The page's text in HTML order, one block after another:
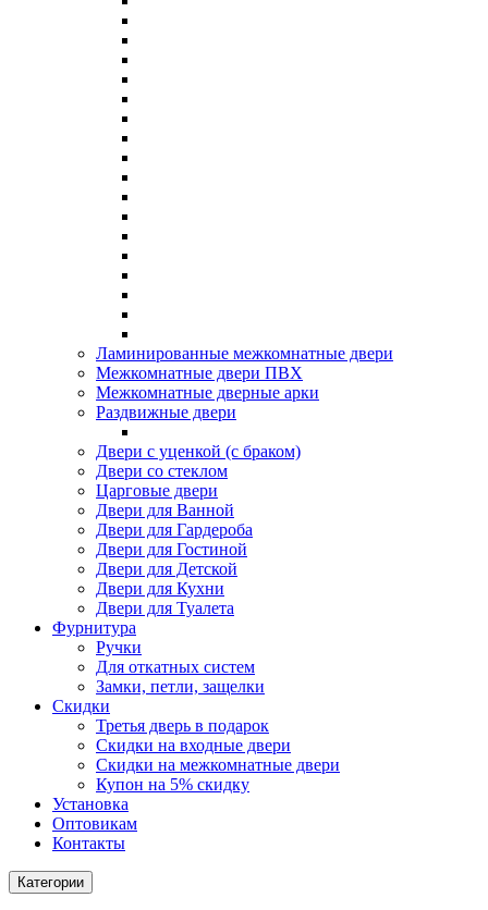
Ламинированные межкомнатные двери
Межкомнатные двери ПВХ
Межкомнатные дверные арки
Раздвижные двери
Двери с уценкой (с браком)
Двери со стеклом
Царговые двери
Двери для Ванной
Двери для Гардероба
Двери для Гостиной
Двери для Детской
Двери для Кухни
Двери для Туалета
Фурнитура
Ручки
Для откатных систем
Замки, петли, защелки
Скидки
Третья дверь в подарок
Скидки на входные двери
Скидки на межкомнатные двери
Купон на 5% скидку
Установка
Оптовикам
Контакты
Категории